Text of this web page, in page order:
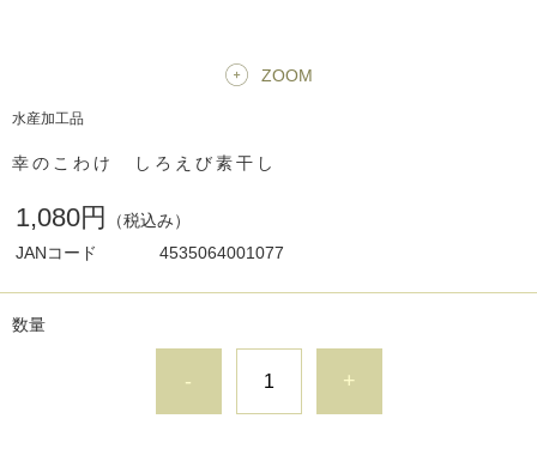
ZOOM
水産加工品
幸のこわけ しろえび素干し
1,080円
（税込み）
JANコード
4535064001077
数量
- +